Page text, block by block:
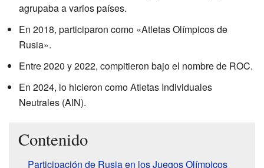
agrupaba a varios países.
En 2018, participaron como «Atletas Olímpicos de
Rusia».
Entre 2020 y 2022, compitieron bajo el nombre de ROC.
En 2024, lo hicieron como Atletas Individuales
Neutrales (AIN).
Contenido
Participación de Rusia en los Juegos Olímpicos